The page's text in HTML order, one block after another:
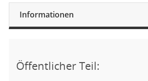
Informationen
Öffentlicher Teil: